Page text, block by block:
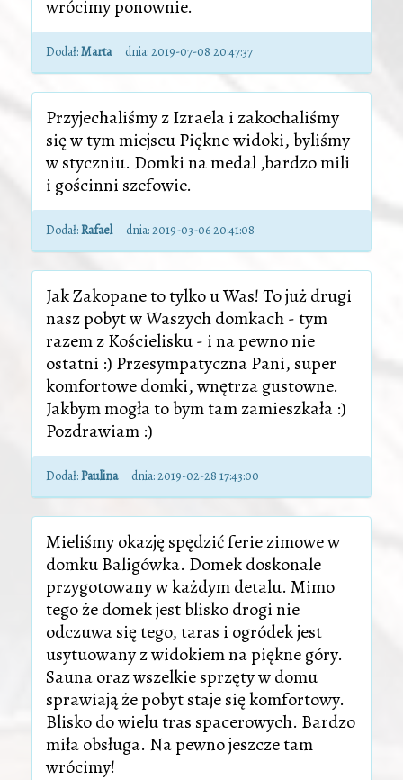
wrócimy ponownie.
Dodał:Martadnia:2019-07-08 20:47:37
Przyjechaliśmy z Izraela i zakochaliśmy
się w tym miejscu Piękne widoki, byliśmy
w styczniu. Domki na medal ,bardzo mili
i gościnni szefowie.
Dodał:Rafaeldnia:2019-03-06 20:41:08
Jak Zakopane to tylko u Was! To już drugi
nasz pobyt w Waszych domkach - tym
razem z Kościelisku - i na pewno nie
ostatni :) Przesympatyczna Pani, super
komfortowe domki, wnętrza gustowne.
Jakbym mogła to bym tam zamieszkała :)
Pozdrawiam :)
Dodał:Paulinadnia:2019-02-28 17:43:00
Mieliśmy okazję spędzić ferie zimowe w
domku Baligówka. Domek doskonale
przygotowany w każdym detalu. Mimo
tego że domek jest blisko drogi nie
odczuwa się tego, taras i ogródek jest
usytuowany z widokiem na piękne góry.
Sauna oraz wszelkie sprzęty w domu
sprawiają że pobyt staje się komfortowy.
Blisko do wielu tras spacerowych. Bardzo
miła obsługa. Na pewno jeszcze tam
wrócimy!